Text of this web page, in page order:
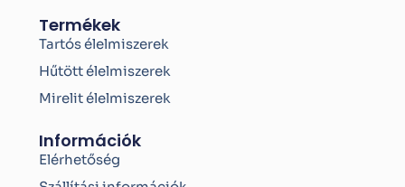
Termékek
Tartós élelmiszerek
Hűtött élelmiszerek
Mirelit élelmiszerek
Információk
Elérhetőség